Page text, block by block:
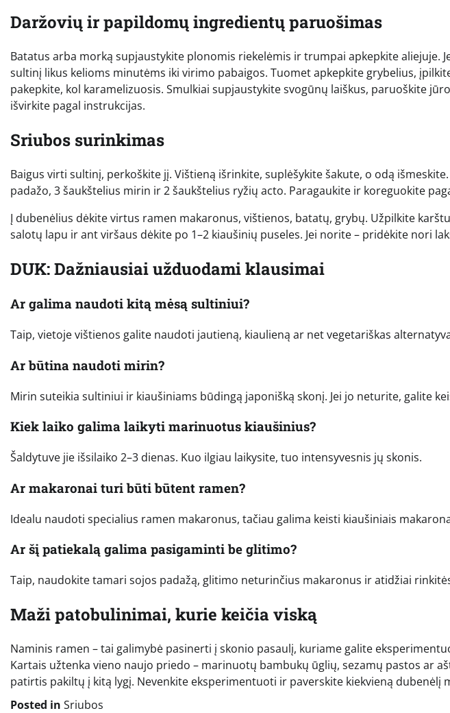
Daržovių ir papildomų ingredientų paruošimas
Batatus arba morką supjaustykite plonomis riekelėmis ir trumpai apkepkite aliejuje.
sultinį likus kelioms minutėms iki virimo pabaigos. Tuomet apkepkite grybelius,
pakepkite, kol karamelizuosis. Smulkiai supjaustykite svogūnų laiškus, paruoškite
išvirkite pagal instrukcijas.
Sriubos surinkimas
Baigus virti sultinį, perkoškite jį. Vištieną išrinkite, suplėšykite šakute, o odą
padažo, 3 šaukštelius mirin ir 2 šaukštelius ryžių acto. Paragaukite ir koreguokite
Į dubenėlius dėkite virtus ramen makaronus, vištienos, batatų, grybų. Užpilkite
salotų lapu ir ant viršaus dėkite po 1–2 kiaušinių puseles. Jei norite – pridėkite nori
DUK: Dažniausiai užduodami klausimai
Ar galima naudoti kitą mėsą sultiniui?
Taip, vietoje vištienos galite naudoti jautieną, kiaulieną ar net vegetariškas
Ar būtina naudoti mirin?
Mirin suteikia sultiniui ir kiaušiniams būdingą japonišką skonį. Jei jo neturite, galite
Kiek laiko galima laikyti marinuotus kiaušinius?
Šaldytuve jie išsilaiko 2–3 dienas. Kuo ilgiau laikysite, tuo intensyvesnis jų skonis.
Ar makaronai turi būti būtent ramen?
Idealu naudoti specialius ramen makaronus, tačiau galima keisti kiaušiniais
Ar šį patiekalą galima pasigaminti be glitimo?
Taip, naudokite tamari sojos padažą, glitimo neturinčius makaronus ir atidžiai
Maži patobulinimai, kurie keičia viską
Naminis ramen – tai galimybė pasinerti į skonio pasaulį, kuriame galite
Kartais užtenka vieno naujo priedo – marinuotų bambukų ūglių, sezamų pastos ar
patirtis pakiltų į kitą lygį. Nevenkite eksperimentuoti ir paverskite kiekvieną dubenėlį
Posted in Sriubos